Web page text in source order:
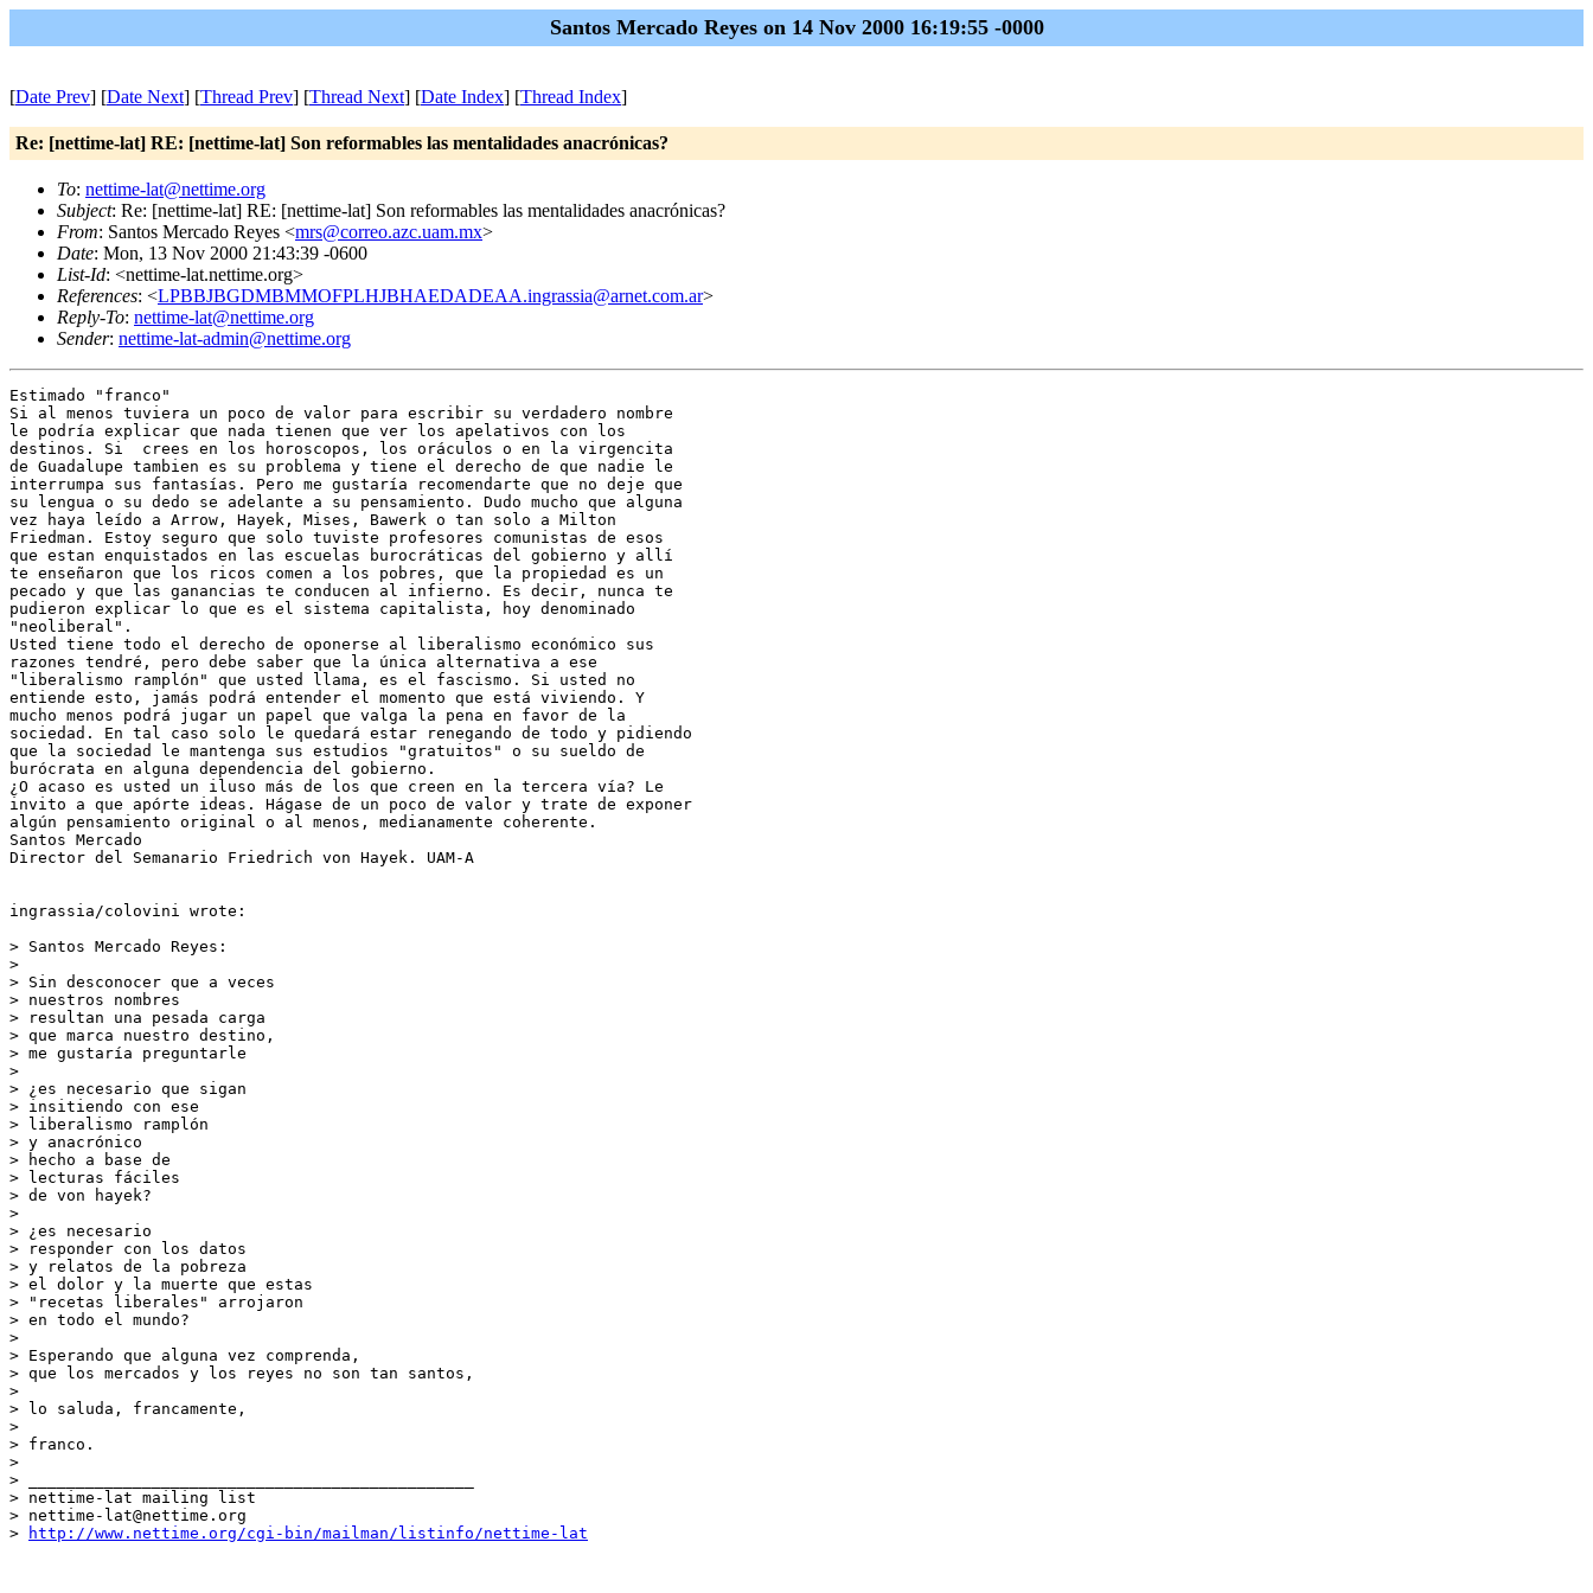
Santos Mercado Reyes on 14 Nov 2000 16:19:55 -0000
[Date Prev] [Date Next] [Thread Prev] [Thread Next] [Date Index] [Thread Index]
Re: [nettime-lat] RE: [nettime-lat] Son reformables las mentalidades anacrónicas?
To: nettime-lat@nettime.org
Subject: Re: [nettime-lat] RE: [nettime-lat] Son reformables las mentalidades anacrónicas?
From: Santos Mercado Reyes <mrs@correo.azc.uam.mx>
Date: Mon, 13 Nov 2000 21:43:39 -0600
List-Id: <nettime-lat.nettime.org>
References: <LPBBJBGDMBMMOFPLHJBHAEDADEAA.ingrassia@arnet.com.ar>
Reply-To: nettime-lat@nettime.org
Sender: nettime-lat-admin@nettime.org
Estimado "franco"
Si al menos tuviera un poco de valor para escribir su verdadero nombre
le podría explicar que nada tienen que ver los apelativos con los
destinos. Si  crees en los horoscopos, los oráculos o en la virgencita
de Guadalupe tambien es su problema y tiene el derecho de que nadie le
interrumpa sus fantasías. Pero me gustaría recomendarte que no deje que
su lengua o su dedo se adelante a su pensamiento. Dudo mucho que alguna
vez haya leído a Arrow, Hayek, Mises, Bawerk o tan solo a Milton
Friedman. Estoy seguro que solo tuviste profesores comunistas de esos
que estan enquistados en las escuelas burocráticas del gobierno y allí
te enseñaron que los ricos comen a los pobres, que la propiedad es un
pecado y que las ganancias te conducen al infierno. Es decir, nunca te
pudieron explicar lo que es el sistema capitalista, hoy denominado
"neoliberal".
Usted tiene todo el derecho de oponerse al liberalismo económico sus
razones tendré, pero debe saber que la única alternativa a ese
"liberalismo ramplón" que usted llama, es el fascismo. Si usted no
entiende esto, jamás podrá entender el momento que está viviendo. Y
mucho menos podrá jugar un papel que valga la pena en favor de la
sociedad. En tal caso solo le quedará estar renegando de todo y pidiendo
que la sociedad le mantenga sus estudios "gratuitos" o su sueldo de
burócrata en alguna dependencia del gobierno.
¿O acaso es usted un iluso más de los que creen en la tercera vía? Le
invito a que apórte ideas. Hágase de un poco de valor y trate de exponer
algún pensamiento original o al menos, medianamente coherente.
Santos Mercado
Director del Semanario Friedrich von Hayek. UAM-A
ingrassia/colovini wrote:
> Santos Mercado Reyes:
>
> Sin desconocer que a veces
> nuestros nombres
> resultan una pesada carga
> que marca nuestro destino,
> me gustaría preguntarle
>
> ¿es necesario que sigan
> insitiendo con ese
> liberalismo ramplón
> y anacrónico
> hecho a base de
> lecturas fáciles
> de von hayek?
>
> ¿es necesario
> responder con los datos
> y relatos de la pobreza
> el dolor y la muerte que estas
> "recetas liberales" arrojaron
> en todo el mundo?
>
> Esperando que alguna vez comprenda,
> que los mercados y los reyes no son tan santos,
>
> lo saluda, francamente,
>
> franco.
>
> _______________________________________________
> nettime-lat mailing list
> nettime-lat@nettime.org
>
http://www.nettime.org/cgi-bin/mailman/listinfo/nettime-lat